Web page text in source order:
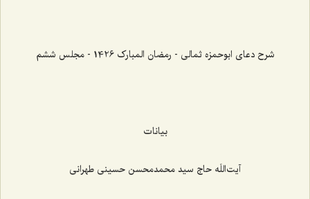
شرح دعای ابوحمزه ثمالی - رمضان المبارک 1426 - مجلس ششم
بیانات
آیت‌اللَه حاج سید محمدمحسن حسینی طهرانی